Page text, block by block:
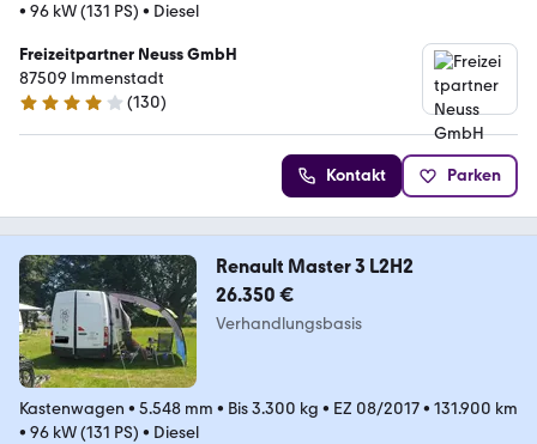
• 96 kW (131 PS) • Diesel
Freizeitpartner Neuss GmbH
87509 Immenstadt
4.2 Sterne
(130)
Kontakt Parken
Renault Master 3 L2H2
26.350 €
Verhandlungsbasis
Kastenwagen • 5.548 mm • Bis 3.300 kg • EZ 08/2017• 131.900 km
• 96 kW (131 PS) • Diesel